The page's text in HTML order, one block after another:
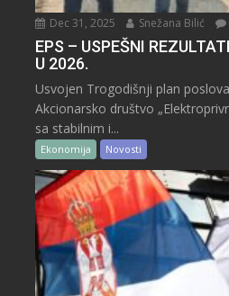
Dec 31, 2025 Snežana Bilić
EPS – USPEŠNI
U 2026.
Usvojen Trogodišnji plan
Akcionarsko društvo
sa stabilnim i...
Ekonomija Novosti